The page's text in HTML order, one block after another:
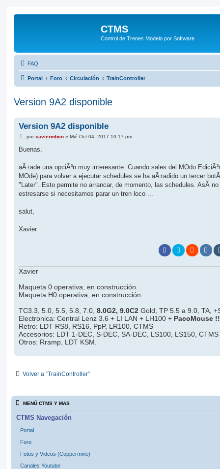
CTMS
Control de Trenes Modelo por Software
FAQ
Portal Foro Circulación TrainController
Version 9A2 disponible
Version 9A2 disponible
M
n
j
porxaviermbcn» Mié Oct 04, 2017 10:17 pm
Buenas,
aÃ±ade una opciÃ³n muy interesante. Cuando sales del MOdo
MOde) para volver a ejecutar schedules se ha aÃ±adido un tercer
"Later". Esto permite no arrancar, de momento, las schedules. AsÃ­
estresarse si necesitamos parar un tren loco ...
salut,
Xavier
Xavier
Maqueta 0 operativa, en construcción.
Maqueta H0 operativa, en construcción.
TC3.3, 5.0, 5.5, 5.8, 7.0, 8.0G2, 9.0C2 Gold, TP 5.5 a 9.0, TA,
Electronica: Central Lenz 3.6 + LI LAN + LH100 + PacoMouse !!
Retro: LDT RS8, RS16, PpP, LR100, CTMS
Accesorios: LDT 1-DEC, S-DEC, SA-DEC, LS100, LS150, CTMS
Otros: Rramp, LDT KSM.
Volver a “TrainController”
MENÚ CTMS Y MAS
CTMS Navegación
Portal
Foro
Fotos y Videos (Coppermine)
Canales Youtube